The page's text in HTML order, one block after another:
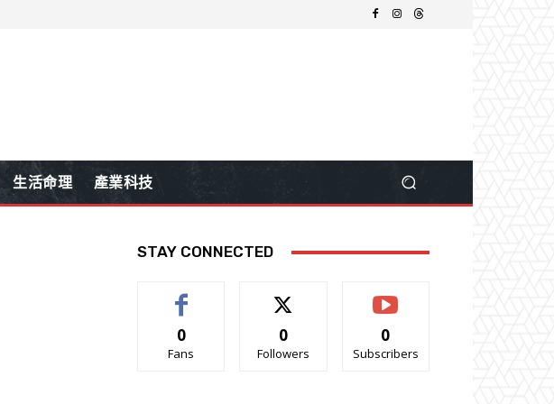
生活命理 產業科技
STAY CONNECTED
0
Fans
0
Followers
0
Subscribers